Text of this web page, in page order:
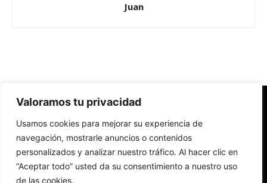
Valoramos tu privacidad
Usamos cookies para mejorar su experiencia de
navegación, mostrarle anuncios o contenidos
personalizados y analizar nuestro tráfico. Al hacer clic en
“Aceptar todo” usted da su consentimiento a nuestro uso
de las cookies.
Juan
Redes Cristianas
Una mirada alternativa sobre la Iglesia católica y la sociedad
- Colectivos de Redes Cristianas